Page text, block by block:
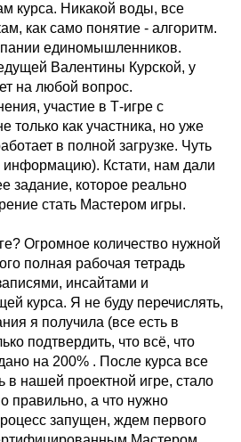
курса. Никакой воды, все
как само понятие - алгоритм.
единомышленников.
Валентины Курской, у
на любой вопрос.
участие в Т-игре с
только как участника, но уже
в полной загрузке. Чуть
информацию). Кстати, нам дали
задание, которое реально
стать Мастером игры.
Огромное количество нужной
полная рабочая тетрадь
инсайтами и
курса. Я не буду перечислять,
я получила (все есть в
подтвердить, что всё, что
на 200% . После курса все
в нашей проектной игре, стало
правильно, а что нужно
запущен, ждем первого